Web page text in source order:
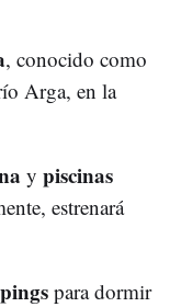
, conocido como
Arga, en la
y piscinas
estrenará
para dormir